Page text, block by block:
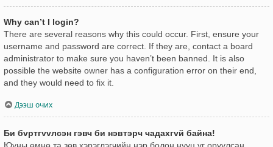
Why can’t I login?
There are several reasons why this could occur. First, ensure your
username and password are correct. If they are, contact a board
administrator to make sure you haven’t been banned. It is also
possible the website owner has a configuration error on their end,
and they would need to fix it.
Дээш очих
Би бvртгvvлсэн гэвч би нэвтэрч чадахгvй байна!
Юуны өмнө та зөв хэрэглэгчийн нэр болон нууц үг оруулсан